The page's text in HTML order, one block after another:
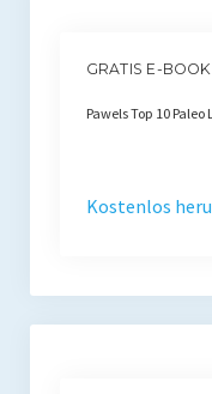
GRATIS E-BOOK
Pawels Top 10
Kostenlos